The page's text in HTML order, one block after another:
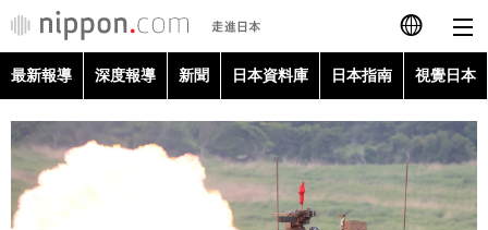
日本語
English
简体字
最新報導 深度報導 新聞 日本資料庫 日本指南 視覺日本